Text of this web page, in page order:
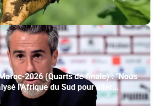
2026 (Quarts de finale) : "Nous
l'Afrique du Sud pour aller
(Jorge Vilda)